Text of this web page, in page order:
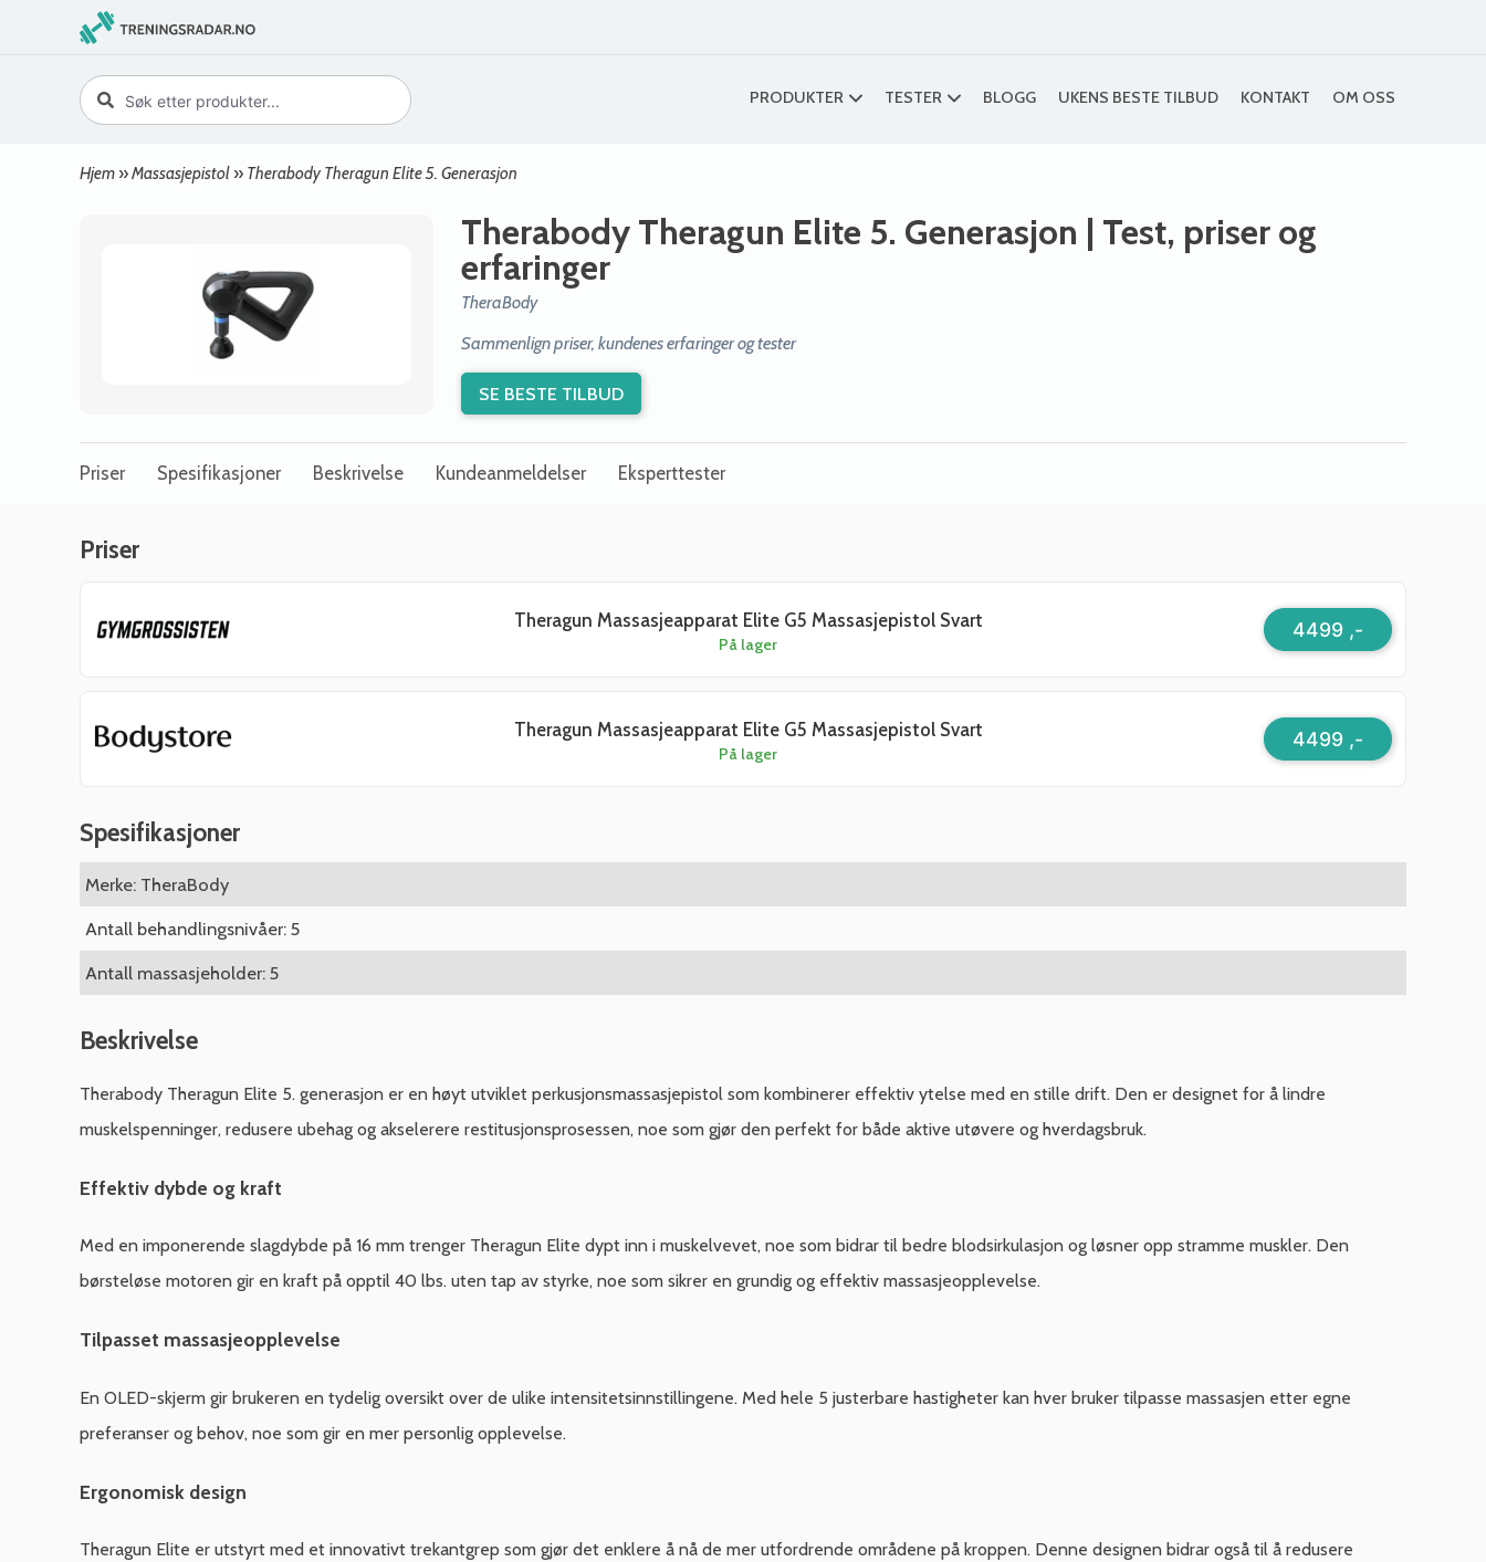
PRODUKTER TESTER BLOGG UKENS BESTE TILBUD KONTAKT OM OSS
Hjem »Massasjepistol » Therabody Theragun Elite 5. Generasjon
Therabody Theragun Elite 5. Generasjon | Test, priser og
erfaringer
TheraBody
Sammenlign priser, kundenes erfaringer og tester
SE BESTE TILBUD
Priser Spesifikasjoner Beskrivelse Kundeanmeldelser Eksperttester
Priser
Theragun Massasjeapparat Elite G5 Massasjepistol Svart
På lager
4499 ,-
Theragun Massasjeapparat Elite G5 Massasjepistol Svart
På lager
4499 ,-
Spesifikasjoner
Merke: TheraBody
Antall behandlingsnivåer: 5
Antall massasjeholder: 5
Beskrivelse
Therabody Theragun Elite 5. generasjon er en høyt utviklet perkusjonsmassasjepistol som kombinerer effektiv ytelse med en stille drift. Den er designet for å lindre
muskelspenninger, redusere ubehag og akselerere restitusjonsprosessen, noe som gjør den perfekt for både aktive utøvere og hverdagsbruk.
Effektiv dybde og kraft
Med en imponerende slagdybde på 16 mm trenger Theragun Elite dypt inn i muskelvevet, noe som bidrar til bedre blodsirkulasjon og løsner opp stramme muskler. Den
børsteløse motoren gir en kraft på opptil 40 lbs. uten tap av styrke, noe som sikrer en grundig og effektiv massasjeopplevelse.
Tilpasset massasjeopplevelse
En OLED-skjerm gir brukeren en tydelig oversikt over de ulike intensitetsinnstillingene. Med hele 5 justerbare hastigheter kan hver bruker tilpasse massasjen etter egne
preferanser og behov, noe som gir en mer personlig opplevelse.
Ergonomisk design
Theragun Elite er utstyrt med et innovativt trekantgrep som gjør det enklere å nå de mer utfordrende områdene på kroppen. Denne designen bidrar også til å redusere